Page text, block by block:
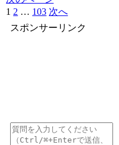
1 2 … 103 次へ
スポンサーリンク